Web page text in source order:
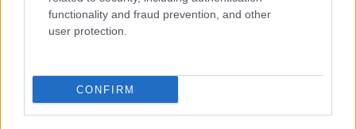
functionality and fraud prevention, and other
user protection.
CONFIRM
ELŐZŐ MÉRKŐZÉSEK
Támogatás